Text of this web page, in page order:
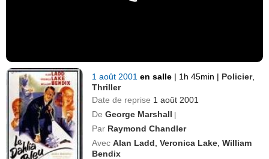
1 août 2001en salle | 1h 45min | Policier,
Thriller
Date de reprise 1 août 2001
De George Marshall |
Par Raymond Chandler
Avec Alan Ladd ,Veronica Lake ,William
Bendix